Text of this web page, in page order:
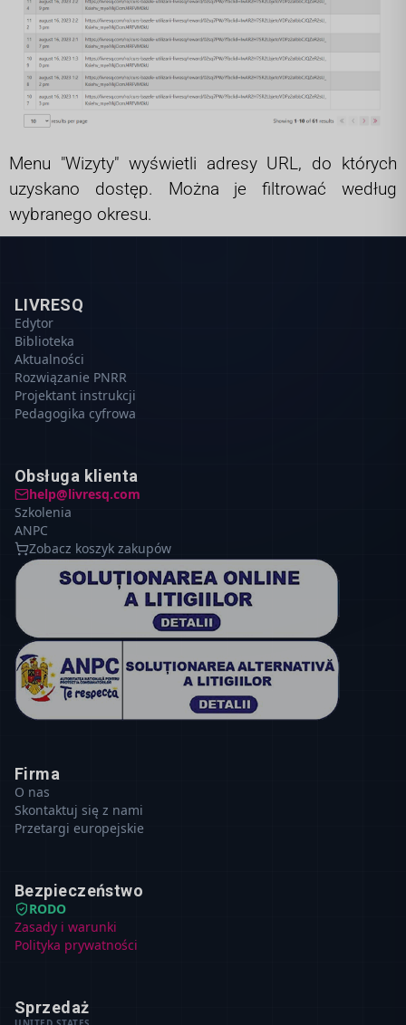
Menu "Wizyty" wyświetli adresy URL, do których
uzyskano dostęp. Można je filtrować według
wybranego okresu.
LIVRESQ
Edytor
Biblioteka
Aktualności
Rozwiązanie PNRR
Projektant instrukcji
Pedagogika cyfrowa
Obsługa klienta
help@livresq.com
Szkolenia
ANPC
Zobacz koszyk zakupów
Firma
O nas
Skontaktuj się z nami
Przetargi europejskie
Bezpieczeństwo
RODO
Zasady i warunki
Polityka prywatności
Sprzedaż